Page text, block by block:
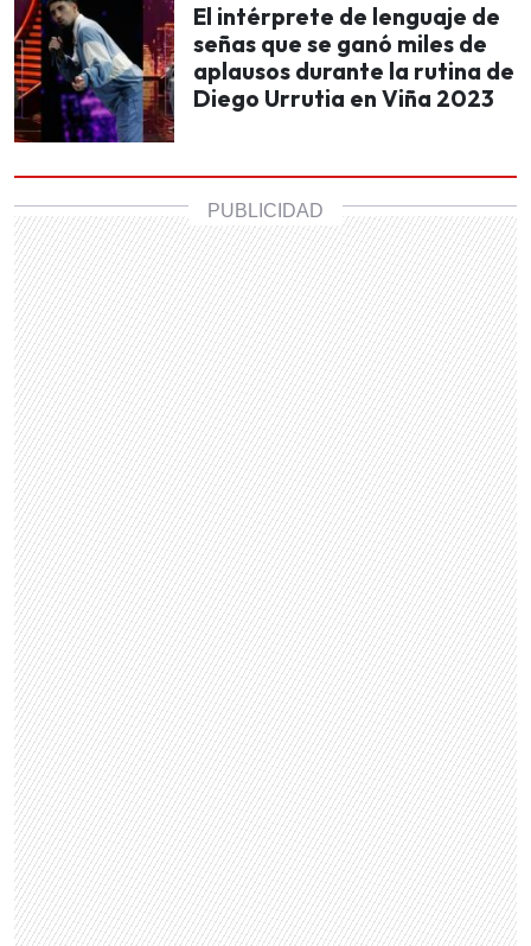
El intérprete de lenguaje de
señas que se ganó miles de
aplausos durante la rutina de
Diego Urrutia en Viña 2023